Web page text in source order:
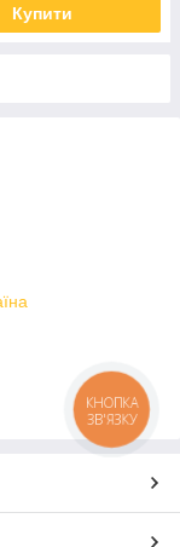
Купити
КНОПКА
ЗВ'ЯЗКУ